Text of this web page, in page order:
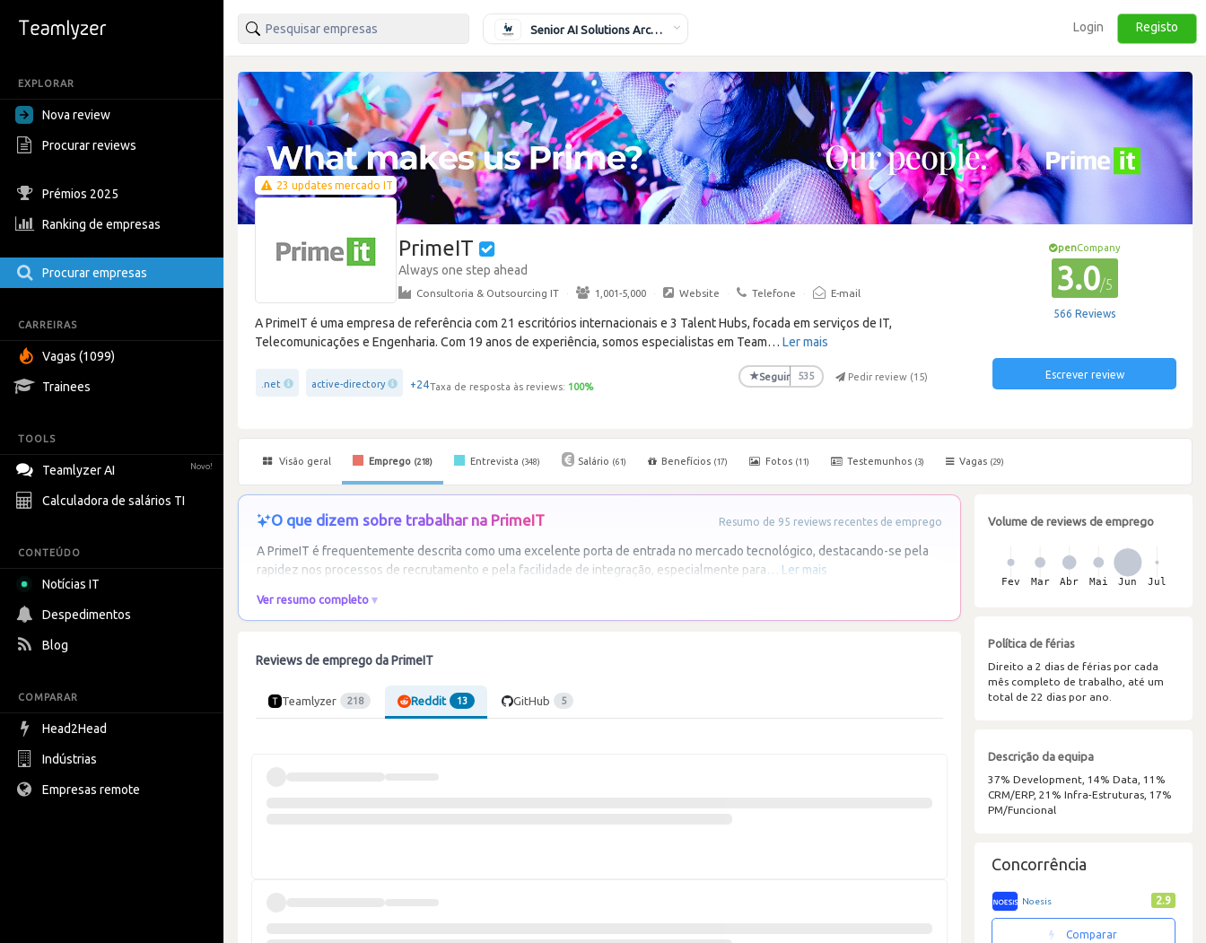
EXPLORAR
Nova review
Procurar reviews
Prémios 2025
Ranking de empresas
Procurar empresas
CARREIRAS
Vagas (1099)
Trainees
TOOLS
Teamlyzer AI Novo!
Calculadora de salários TI
CONTEÚDO
Notícias IT
Despedimentos
Blog
COMPARAR
Head2Head
Indústrias
Empresas remote
Senior AI Solutions Architect Login Registo
23 updates mercado IT
PrimeIT
Always one step ahead
Consultoria & Outsourcing IT · 1,001-5,000 · Website · Telefone · E-mail
A PrimeIT é uma empresa de referência com 21 escritórios internacionais e 3 Talent Hubs, focada em serviços de IT,
Telecomunicações e Engenharia. Com 19 anos de experiência, somos especialistas em Team… Ler mais
.net active-directory +24Taxa de resposta às reviews: 100%
★Seguir 535 Pedir review (15)
penCompany
3.0/5
566 Reviews
Escrever review
Visão geral Emprego (218) Entrevista (348) Salário (61) Benefícios (17) Fotos (11) Testemunhos (3) Vagas (29)
O que dizem sobre trabalhar na PrimeIT Resumo de 95 reviews recentes de emprego
A PrimeIT é frequentemente descrita como uma excelente porta de entrada no mercado tecnológico, destacando-se pela
rapidez nos processos de recrutamento e pela facilidade de integração, especialmente para… Ler mais
Ver resumo completo
Reviews de emprego da PrimeIT
Teamlyzer 218 Reddit 13 GitHub 5
Volume de reviews de emprego
Política de férias
Direito a 2 dias de férias por cada
mês completo de trabalho, até um
total de 22 dias por ano.
Descrição da equipa
37% Development, 14% Data, 11%
CRM/ERP, 21% Infra-Estruturas, 17%
PM/Funcional
Concorrência
Noesis 2.9
Comparar